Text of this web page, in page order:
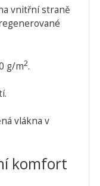
vnitřní straně
g/m2.
vlákna v
komfort